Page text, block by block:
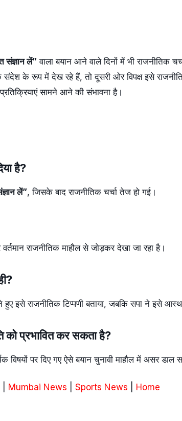
संज्ञान लें” वाला बयान आने वाले दिनों में भी राजनीतिक
संदेश के रूप में देख रहे हैं, तो दूसरी ओर विपक्ष इसे
सामने आने की संभावना है।
है?
लें”, जिसके बाद राजनीतिक चर्चा तेज हो गई।
राजनीतिक माहौल से जोड़कर देखा जा रहा है।
हुए इसे राजनीतिक टिप्पणी बताया, जबकि सपा ने इसे
को प्रभावित कर सकता है?
विषयों पर दिए गए ऐसे बयान चुनावी माहौल में असर
Mumbai News Sports News Home